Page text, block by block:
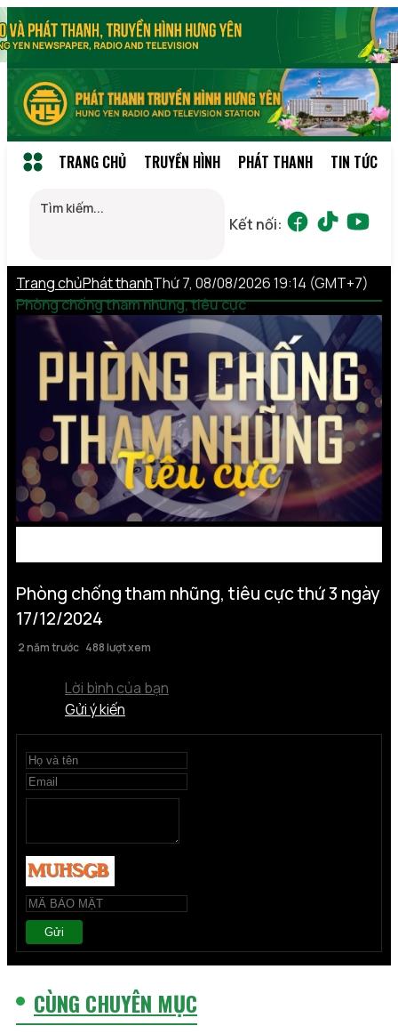
TRANG CHỦ TRUYỀN HÌNH PHÁT THANH TIN TỨC
Kết nối:
Trang chủPhát thanh
Phòng chống tham nhũng, tiêu cực
Thứ 7, 08/08/2026 19:14 (GMT+7)
Phòng chống tham nhũng, tiêu cực thứ 3 ngày
17/12/2024
2 năm trước 488 lượt xem
Lời bình của bạn
Gửi ý kiến
Gửi
CÙNG CHUYÊN MỤC